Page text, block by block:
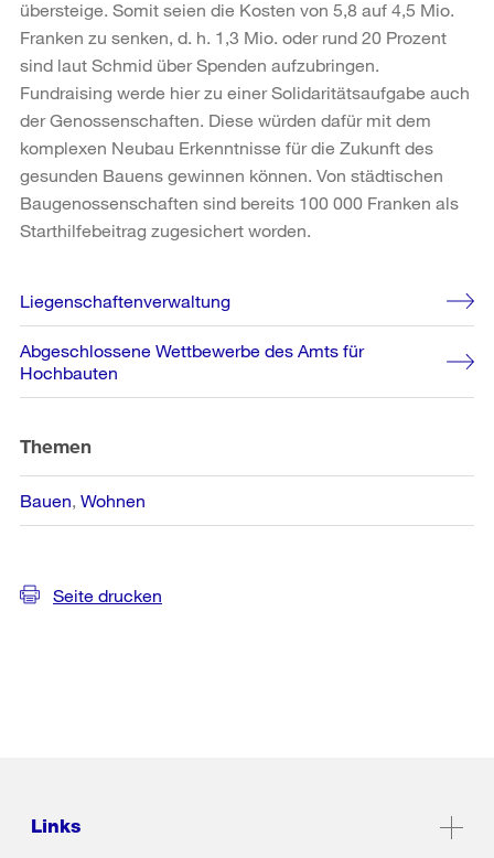
übersteige. Somit seien die Kosten von 5,8 auf 4,5 Mio.
Franken zu senken, d. h. 1,3 Mio. oder rund 20 Prozent
sind laut Schmid über Spenden aufzubringen.
Fundraising werde hier zu einer Solidaritätsaufgabe auch
der Genossenschaften. Diese würden dafür mit dem
komplexen Neubau Erkenntnisse für die Zukunft des
gesunden Bauens gewinnen können. Von städtischen
Baugenossenschaften sind bereits 100 000 Franken als
Starthilfebeitrag zugesichert worden.
Weitere
Informationen
Liegenschaftenverwaltung
Abgeschlossene Wettbewerbe des Amts für
Hochbauten
Themen
Bauen Wohnen
Seite drucken
Links